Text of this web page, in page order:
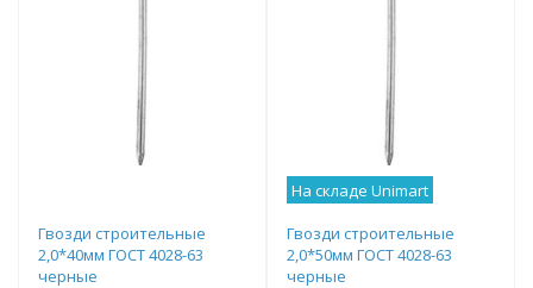
Гвозди строительные
2,0*40мм ГОСТ 4028-63
черные
На складе Unimart
Гвозди строительные
2,0*50мм ГОСТ 4028-63
черные